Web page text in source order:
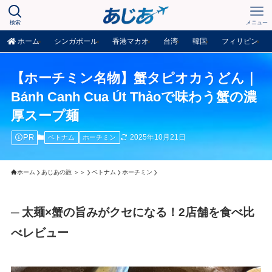
検索 メニュー
ホーム シンガポール 香港マカオ 台湾 韓国 フィリピン
【ホーチミン名物】蟹タピオカうどん｜
Bánh Canh Cua Út Thảoで味わう蟹の濃
厚スープ麺
PR ベトナム ホーチミン 2025年10月21日
ホーム あじあの旅 ＞＞ ベトナム ホーチミン
─ 太麺×蟹の旨みがクセになる！2店舗を食べ比
べレビュー